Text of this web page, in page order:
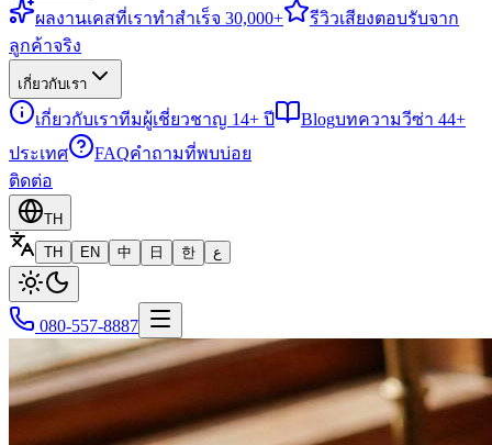
ผลงานเคสที่เราทำสำเร็จ 30,000+ รีวิวเสียงตอบรับจาก
ลูกค้าจริง
เกี่ยวกับเรา
เกี่ยวกับเราทีมผู้เชี่ยวชาญ 14+ ปี Blogบทความวีซ่า 44+
ประเทศ
FAQคำถามที่พบบ่อย
ติดต่อ
TH
TH
EN 中 日 한 ع
080-557-8887